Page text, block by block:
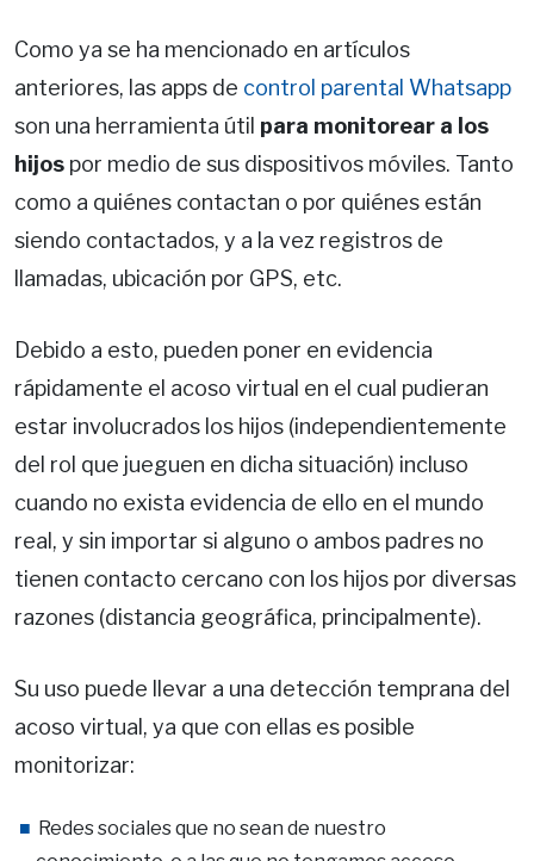
Como ya se ha mencionado en artículos
anteriores, las apps de control parental Whatsapp
son una herramienta útil para monitorear a los
hijos por medio de sus dispositivos móviles. Tanto
como a quiénes contactan o por quiénes están
siendo contactados, y a la vez registros de
llamadas, ubicación por GPS, etc.
Debido a esto, pueden poner en evidencia
rápidamente el acoso virtual en el cual pudieran
estar involucrados los hijos (independientemente
del rol que jueguen en dicha situación) incluso
cuando no exista evidencia de ello en el mundo
real, y sin importar si alguno o ambos padres no
tienen contacto cercano con los hijos por diversas
razones (distancia geográfica, principalmente).
Su uso puede llevar a una detección temprana del
acoso virtual, ya que con ellas es posible
monitorizar:
Redes sociales que no sean de nuestro